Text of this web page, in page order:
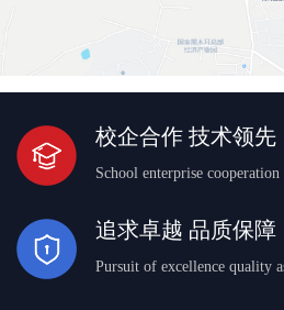
校企合作 技术领先
School enterprise
追求卓越 品质保障
Pursuit of excellence quality